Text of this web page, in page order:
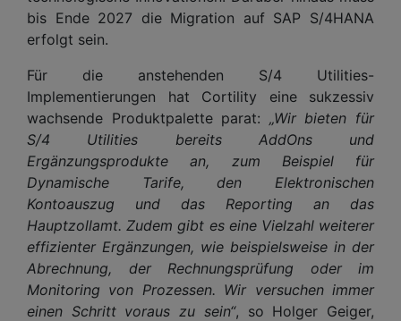
bis Ende 2027 die Migration auf SAP S/4HANA
erfolgt sein.
Für die anstehenden S/4 Utilities-
Implementierungen hat Cortility eine sukzessiv
wachsende Produktpalette parat: „Wir bieten für
S/4 Utilities bereits AddOns und
Ergänzungsprodukte an, zum Beispiel für
Dynamische Tarife, den Elektronischen
Kontoauszug und das Reporting an das
Hauptzollamt. Zudem gibt es eine Vielzahl weiterer
effizienter Ergänzungen, wie beispielsweise in der
Abrechnung, der Rechnungsprüfung oder im
Monitoring von Prozessen. Wir versuchen immer
einen Schritt voraus zu sein“, so Holger Geiger,